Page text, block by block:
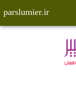
parslumier.ir